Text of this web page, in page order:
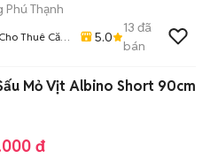
Phú Thạnh
Thuê Căn
5.0
13 đã
bán
Mỏ Vịt Albino Short 90cm
đ